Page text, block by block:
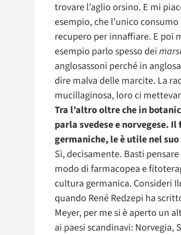
trovare l’aglio orsino. E mi
esempio, che l’unico
recupero per innaffiare. E poi
esempio parlo spesso dei
anglosassoni perché in
dire malva delle marcite. La
mucillaginosa, loro ci
Tra l’altro oltre che in
parla svedese e norvegese.
germaniche, le è utile nel
Sì, decisamente. Basti
modo di farmacopea e
cultura germanica. Consideri
quando René Redzepi ha
Meyer, per me si è aperto un
ai paesi scandinavi: Norvegia,